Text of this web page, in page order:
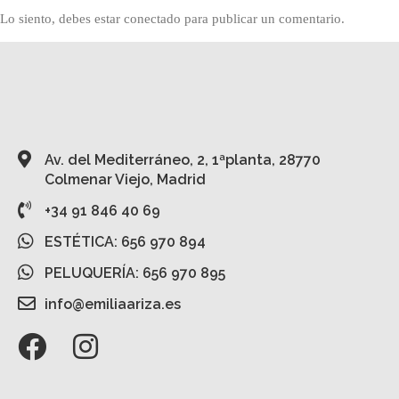
Lo siento, debes estar conectado para publicar un comentario.
Av. del Mediterráneo, 2, 1ªplanta, 28770
Colmenar Viejo, Madrid
+34 91 846 40 69
ESTÉTICA: 656 970 894
PELUQUERÍA: 656 970 895
info@emiliaariza.es